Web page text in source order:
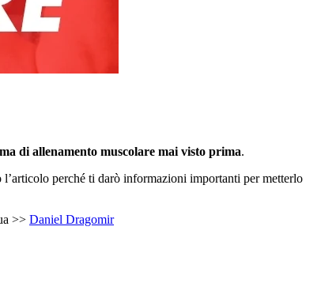
di allenamento muscolare mai visto prima.
perché ti darò informazioni importanti per metterlo
>> Daniel Dragomir